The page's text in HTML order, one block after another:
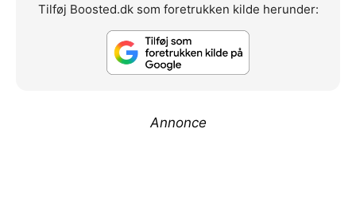
Tilføj Boosted.dk som foretrukken kilde herunder:
Annonce